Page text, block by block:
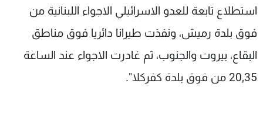
استطلاع تابعة للعدو الاسرائيلي الاجواء اللبنانية من
فوق بلدة رميش، ونفذت طيرانا دائريا فوق مناطق
البقاع، بيروت والجنوب، ثم غادرت الاجواء عند الساعة
20,35 من فوق بلدة كفركلا".
لاعلاناتكم
شروط الإسـتخدام
سياسة الخصوصية